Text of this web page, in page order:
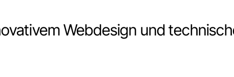
Webdesign und